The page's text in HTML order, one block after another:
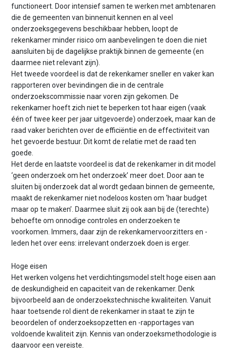
functioneert. Door intensief samen te werken met ambtenaren
die de gemeenten van binnenuit kennen en al veel
onderzoeksgegevens beschikbaar hebben, loopt de
rekenkamer minder risico om aanbevelingen te doen die niet
aansluiten bij de dagelijkse praktijk binnen de gemeente (en
daarmee niet relevant zijn).
Het tweede voordeel is dat de rekenkamer sneller en vaker kan
rapporteren over bevindingen die in de centrale
onderzoekscommissie naar voren zijn gekomen. De
rekenkamer hoeft zich niet te beperken tot haar eigen (vaak
één of twee keer per jaar uitgevoerde) onderzoek, maar kan de
raad vaker berichten over de efficiëntie en de effectiviteit van
het gevoerde bestuur. Dit komt de relatie met de raad ten
goede.
Het derde en laatste voordeel is dat de rekenkamer in dit model
‘geen onderzoek om het onderzoek’ meer doet. Door aan te
sluiten bij onderzoek dat al wordt gedaan binnen de gemeente,
maakt de rekenkamer niet nodeloos kosten om ‘haar budget
maar op te maken’. Daarmee sluit zij ook aan bij de (terechte)
behoefte om onnodige controles en onderzoeken te
voorkomen. Immers, daar zijn de rekenkamervoorzitters en -
leden het over eens: irrelevant onderzoek doen is erger.
Hoge eisen
Het werken volgens het verdichtingsmodel stelt hoge eisen aan
de deskundigheid en capaciteit van de rekenkamer. Denk
bijvoorbeeld aan de onderzoekstechnische kwaliteiten. Vanuit
haar toetsende rol dient de rekenkamer in staat te zijn te
beoordelen of onderzoeksopzetten en -rapportages van
voldoende kwaliteit zijn. Kennis van onderzoeksmethodologie is
daarvoor een vereiste.